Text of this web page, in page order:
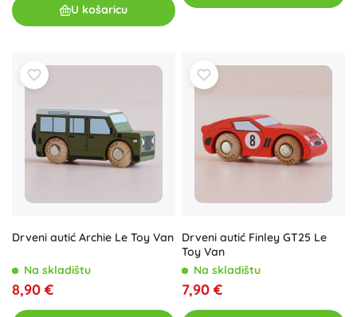
U košaricu
Drveni autić Archie Le Toy Van
Na skladištu
8,90 €
Drveni autić Finley GT25 Le
Toy Van
Na skladištu
7,90 €